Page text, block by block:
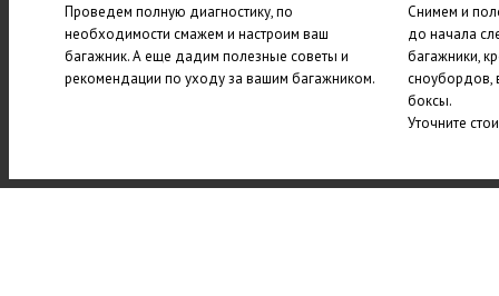
Проведем полную диагностику, по
необходимости смажем и настроим ваш
багажник. А еще дадим полезные советы и
рекомендации по уходу за вашим багажником.
Снимем и
до начала
багажники,
сноубордов,
боксы.
Уточните